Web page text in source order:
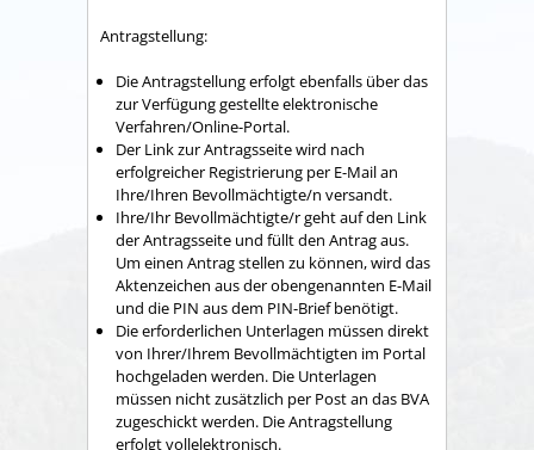
Antragstellung:
Die Antragstellung erfolgt ebenfalls über das
zur Verfügung gestellte elektronische
Verfahren/Online-Portal.
Der Link zur Antragsseite wird nach
erfolgreicher Registrierung per E-Mail an
Ihre/Ihren Bevollmächtigte/n versandt.
Ihre/Ihr Bevollmächtigte/r geht auf den Link
der Antragsseite und füllt den Antrag aus.
Um einen Antrag stellen zu können, wird das
Aktenzeichen aus der obengenannten E-Mail
und die PIN aus dem PIN-Brief benötigt.
Die erforderlichen Unterlagen müssen direkt
von Ihrer/Ihrem Bevollmächtigten im Portal
hochgeladen werden. Die Unterlagen
müssen nicht zusätzlich per Post an das BVA
zugeschickt werden. Die Antragstellung
erfolgt vollelektronisch.